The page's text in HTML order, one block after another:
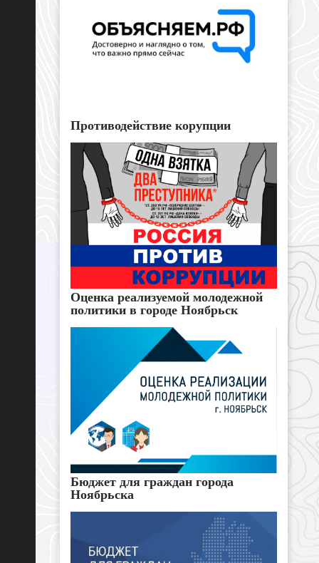
Противодействие корупции
Оценка реализуемой молодежной
политики в городе Ноябрьск
Бюджет для граждан города
Ноябрьска